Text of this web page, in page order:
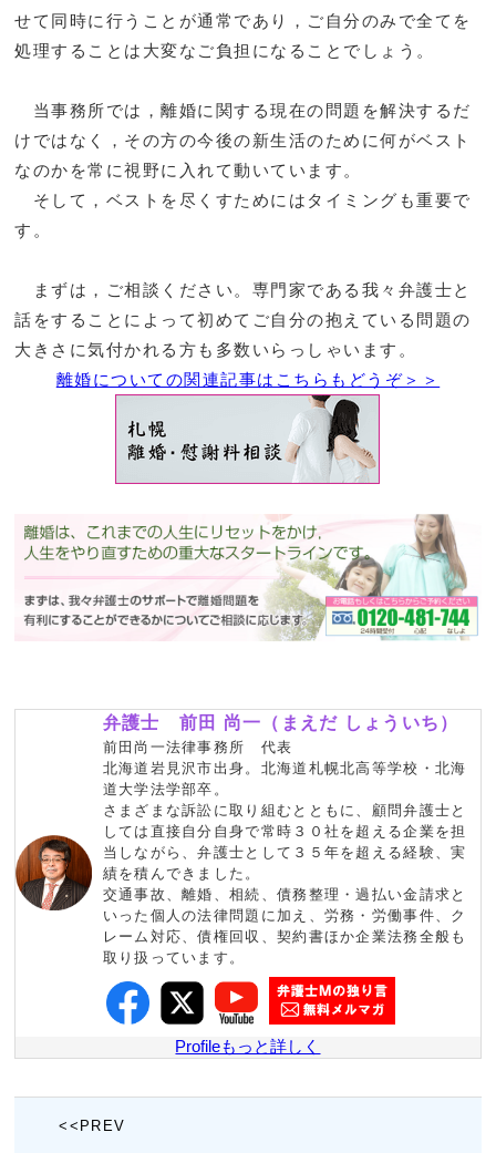
せて同時に行うことが通常であり，ご自分のみで全てを
処理することは大変なご負担になることでしょう。
当事務所では，離婚に関する現在の問題を解決するだ
けではなく，その方の今後の新生活のために何がベスト
なのかを常に視野に入れて動いています。
そして，ベストを尽くすためにはタイミングも重要で
す。
まずは，ご相談ください。専門家である我々弁護士と
話をすることによって初めてご自分の抱えている問題の
大きさに気付かれる方も多数いらっしゃいます。
離婚についての関連記事はこちらもどうぞ＞＞
弁護士 前田 尚一（まえだ しょういち）
前田尚一法律事務所 代表
北海道岩見沢市出身。北海道札幌北高等学校・北海
道大学法学部卒。
さまざまな訴訟に取り組むとともに、顧問弁護士と
しては直接自分自身で常時３０社を超える企業を担
当しながら、弁護士として３５年を超える経験、実
績を積んできました。
交通事故、離婚、相続、債務整理・過払い金請求と
いった個人の法律問題に加え、労務・労働事件、ク
レーム対応、債権回収、契約書ほか企業法務全般も
取り扱っています。
Profileもっと詳しく
<<PREV